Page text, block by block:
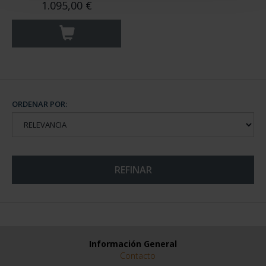
1.095,00 €
ORDENAR POR:
REFINAR
Información General
Contacto